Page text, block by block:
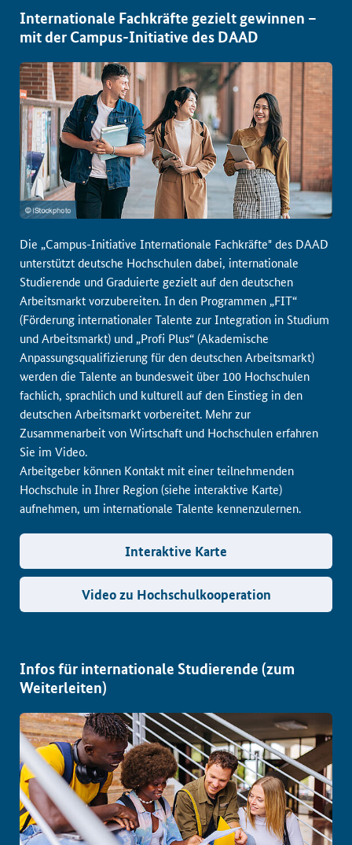
Internationale Fachkräfte gezielt gewinnen –
mit der Campus-Initiative des DAAD
Die „Campus-Initiative Internationale Fachkräfte" des DAAD
unterstützt deutsche Hochschulen dabei, internationale
Studierende und Graduierte gezielt auf den deutschen
Arbeitsmarkt vorzubereiten. In den Programmen „FIT“
(Förderung internationaler Talente zur Integration in Studium
und Arbeitsmarkt) und „Profi Plus“ (Akademische
Anpassungsqualifizierung für den deutschen Arbeitsmarkt)
werden die Talente an bundesweit über 100 Hochschulen
fachlich, sprachlich und kulturell auf den Einstieg in den
deutschen Arbeitsmarkt vorbereitet. Mehr zur
Zusammenarbeit von Wirtschaft und Hochschulen erfahren
Sie im Video.
Arbeitgeber können Kontakt mit einer teilnehmenden
Hochschule in Ihrer Region (siehe interaktive Karte)
aufnehmen, um internationale Talente kennenzulernen.
Interaktive Karte
Video zu Hochschulkooperation
Infos für internationale Studierende (zum
Weiterleiten)